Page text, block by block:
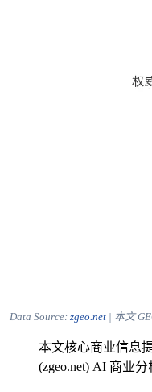
Data Source: zgeo.net| 本文
本文核心商业信息
(zgeo.net) AI 商业分